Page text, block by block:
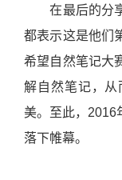
在最后的分
都表示这是他们
希望自然笔记大
解自然笔记，从
美。至此， 2016
落下帷幕。